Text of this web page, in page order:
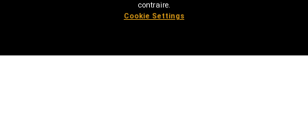
contraire.
Cookie Settings